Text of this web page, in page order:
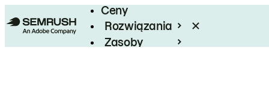
Ceny
Rozwiązania
Zasoby